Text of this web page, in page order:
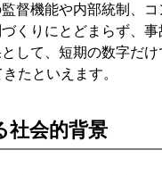
督機能や内部統制、
くりにとどまらず、
して、短期の数字だ
たといえます。
社会的背景